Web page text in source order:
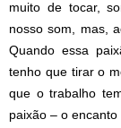
muito de tocar,
nosso som, mas,
Quando essa
tenho que tirar o
que o trabalho
paixão – o encanto